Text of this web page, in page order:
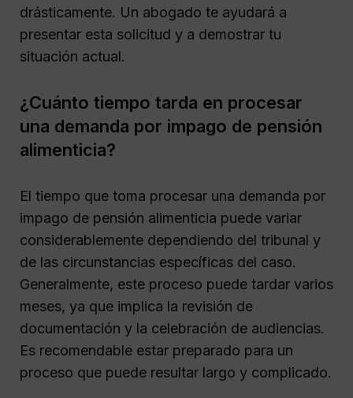
drásticamente. Un abogado te ayudará a
presentar esta solicitud y a demostrar tu
situación actual.
¿Cuánto tiempo tarda en procesar
una demanda por impago de pensión
alimenticia?
El tiempo que toma procesar una demanda por
impago de pensión alimenticia puede variar
considerablemente dependiendo del tribunal y
de las circunstancias específicas del caso.
Generalmente, este proceso puede tardar varios
meses, ya que implica la revisión de
documentación y la celebración de audiencias.
Es recomendable estar preparado para un
proceso que puede resultar largo y complicado.